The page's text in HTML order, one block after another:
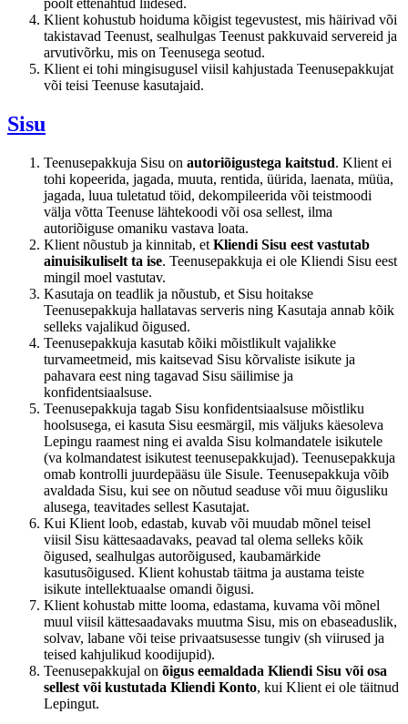
Klient kohustub hoiduma kõigist tegevustest, mis häirivad või
takistavad Teenust, sealhulgas Teenust pakkuvaid servereid ja
arvutivõrku, mis on Teenusega seotud.
Klient ei tohi mingisugusel viisil kahjustada Teenusepakkujat
või teisi Teenuse kasutajaid.
Sisu
Teenusepakkuja Sisu on autoriõigustega kaitstud. Klient ei
tohi kopeerida, jagada, muuta, rentida, üürida, laenata, müüa,
jagada, luua tuletatud töid, dekompileerida või teistmoodi
välja võtta Teenuse lähtekoodi või osa sellest, ilma
autoriõiguse omaniku vastava loata.
Klient nõustub ja kinnitab, et Kliendi Sisu eest vastutab
ainuisikuliselt ta ise. Teenusepakkuja ei ole Kliendi Sisu eest
mingil moel vastutav.
Kasutaja on teadlik ja nõustub, et Sisu hoitakse
Teenusepakkuja hallatavas serveris ning Kasutaja annab kõik
selleks vajalikud õigused.
Teenusepakkuja kasutab kõiki mõistlikult vajalikke
turvameetmeid, mis kaitsevad Sisu kõrvaliste isikute ja
pahavara eest ning tagavad Sisu säilimise ja
konfidentsiaalsuse.
Teenusepakkuja tagab Sisu konfidentsiaalsuse mõistliku
hoolsusega, ei kasuta Sisu eesmärgil, mis väljuks käesoleva
Lepingu raamest ning ei avalda Sisu kolmandatele isikutele
(va kolmandatest isikutest teenusepakkujad). Teenusepakkuja
omab kontrolli juurdepääsu üle Sisule. Teenusepakkuja võib
avaldada Sisu, kui see on nõutud seaduse või muu õigusliku
alusega, teavitades sellest Kasutajat.
Kui Klient loob, edastab, kuvab või muudab mõnel teisel
viisil Sisu kättesaadavaks, peavad tal olema selleks kõik
õigused, sealhulgas autorõigused, kaubamärkide
kasutusõigused. Klient kohustab täitma ja austama teiste
isikute intellektuaalse omandi õigusi.
Klient kohustab mitte looma, edastama, kuvama või mõnel
muul viisil kättesaadavaks muutma Sisu, mis on ebaseaduslik,
solvav, labane või teise privaatsusesse tungiv (sh viirused ja
teised kahjulikud koodijupid).
Teenusepakkujal on õigus eemaldada Kliendi Sisu või osa
sellest või kustutada Kliendi Konto, kui Klient ei ole täitnud
Lepingut.